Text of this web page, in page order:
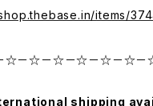
items/
☆－☆－☆－☆－☆－☆－
shipping